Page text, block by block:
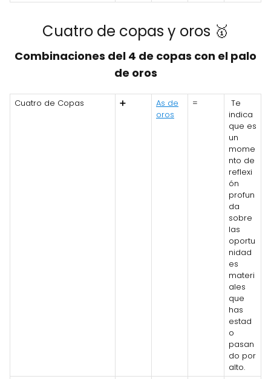
Cuatro de copas y oros 🥇
Combinaciones del 4 de copas con el palo
de oros
Cuatro de Copas ➕
As de
oros
=
Te
indica
que es
un
mome
nto de
reflexi
ón
profun
da
sobre
las
oportu
nidad
es
materi
ales
que
has
estad
o
pasan
do por
alto.